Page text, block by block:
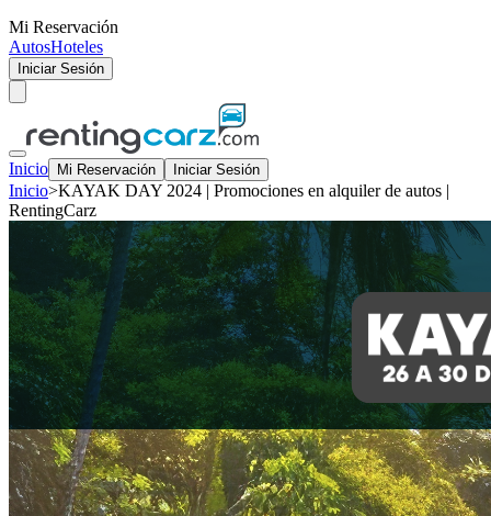
Mi Reservación
AutosHoteles
Iniciar Sesión
Inicio Mi Reservación Iniciar Sesión
Inicio>KAYAK DAY 2024 | Promociones en alquiler de autos |
RentingCarz